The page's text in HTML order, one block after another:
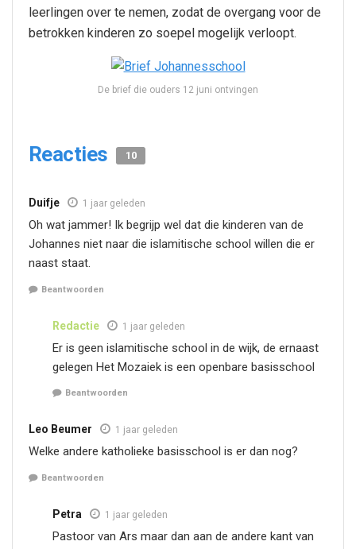
leerlingen over te nemen, zodat de overgang voor de
betrokken kinderen zo soepel mogelijk verloopt.
De brief die ouders 12 juni ontvingen
Reacties 10
Duifje 1 jaar geleden
Oh wat jammer! Ik begrijp wel dat die kinderen van de
Johannes niet naar die islamitische school willen die er
naast staat.
Beantwoorden
Redactie 1 jaar geleden
Er is geen islamitische school in de wijk, de ernaast
gelegen Het Mozaiek is een openbare basisschool
Beantwoorden
Leo Beumer 1 jaar geleden
Welke andere katholieke basisschool is er dan nog?
Beantwoorden
Petra 1 jaar geleden
Pastoor van Ars maar dan aan de andere kant van